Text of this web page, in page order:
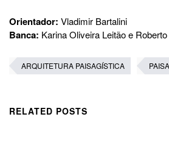
Orientador: Vladimir Bartalini
Banca: Karina Oliveira Leitão e
ARQUITETURA PAISAGÍSTICA
RELATED POSTS